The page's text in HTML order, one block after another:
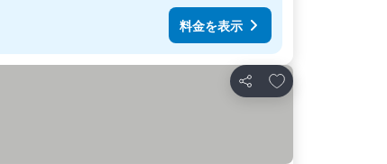
料金を表示
シェア
お気に入りに追加